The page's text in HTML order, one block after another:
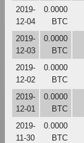
2019-
12-04
0.0000
BTC
2019-
12-03
0.0000
BTC
2019-
12-02
0.0000
BTC
2019-
12-01
0.0000
BTC
2019-
11-30
0.0000
BTC